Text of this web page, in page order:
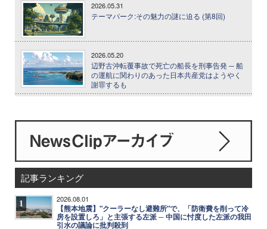
2026.05.31
テーマパーク:その魅力の謎に迫る (第8回)
2026.05.20
辺野古沖転覆事故で死亡の船長を刑事告発 ─ 船
の運航に関わりのあった日本共産党はようやく
謝罪するも
記事ランキング
1 2026.08.01
【熊本地震】"クーラーなし避難所"で、「防衛費を削って冷
房を設置しろ」と主張する左派 ─ 中国に忖度した左派の我田
引水の議論に批判殺到